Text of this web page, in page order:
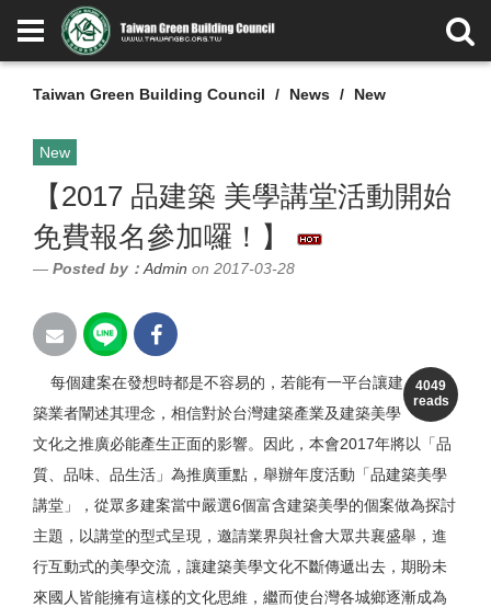
Taiwan Green Building Council News New
New
【2017 品建築 美學講堂活動開始
免費報名參加囉！】
Posted by： Admin on 2017-03-28
4049
reads
每個建案在發想時都是不容易的，若能有一平台讓建
築業者闡述其理念，相信對於台灣建築產業及建築美學
文化之推廣必能產生正面的影響。因此，本會2017年將以「品
質、 品味、品生活」為推廣重點，舉辦年度活動「品建築美學
講堂」，從眾多建案當中嚴選6個富含建築美學的個案做為探討
主題，以講堂的型式呈現，邀請業界與社會大眾共襄盛舉 ，進
行互動式的美學交流，讓建築美學文化不斷傳遞出去， 期盼未
來國人皆能擁有這樣的文化思維，繼而使台灣各城鄉逐漸成為